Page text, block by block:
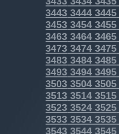
3443 3444 3445
3453 3454 3455
3463 3464 3465
3473 3474 3475
3483 3484 3485
3493 3494 3495
3503 3504 3505
3513 3514 3515
3523 3524 3525
3533 3534 3535
3543 3544 3545